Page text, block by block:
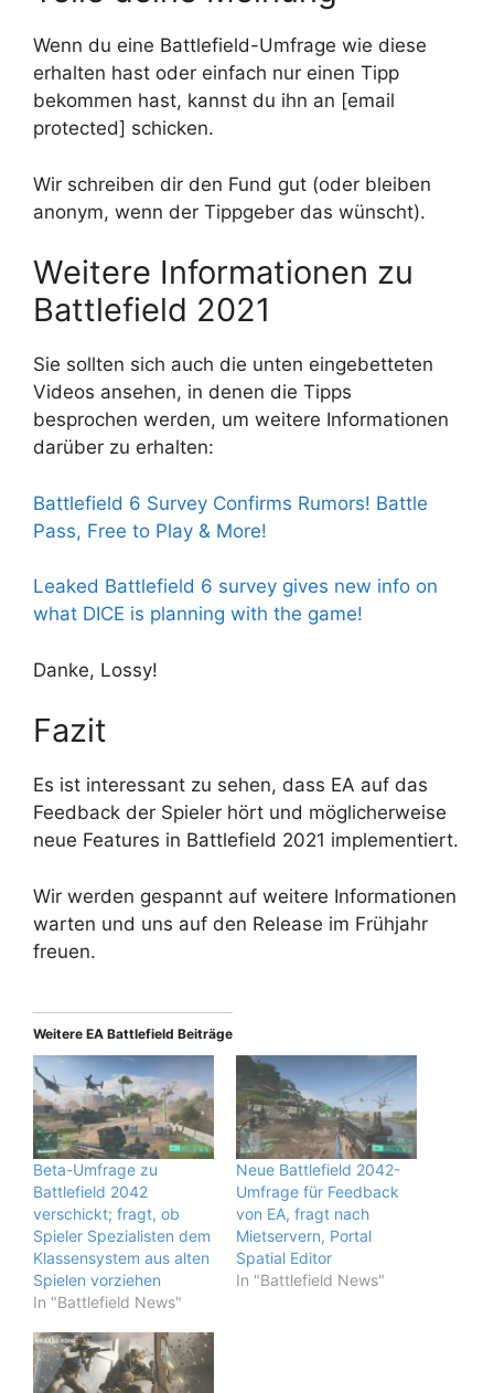
Wenn du eine Battlefield-Umfrage wie diese
erhalten hast oder einfach nur einen Tipp
bekommen hast, kannst du ihn an [email
protected] schicken.
Wir schreiben dir den Fund gut (oder bleiben
anonym, wenn der Tippgeber das wünscht).
Weitere Informationen zu
Battlefield 2021
Sie sollten sich auch die unten eingebetteten
Videos ansehen, in denen die Tipps
besprochen werden, um weitere Informationen
darüber zu erhalten:
Battlefield 6 Survey Confirms Rumors! Battle
Pass, Free to Play & More!
Leaked Battlefield 6 survey gives new info on
what DICE is planning with the game!
Danke, Lossy!
Fazit
Es ist interessant zu sehen, dass EA auf das
Feedback der Spieler hört und möglicherweise
neue Features in Battlefield 2021 implementiert.
Wir werden gespannt auf weitere Informationen
warten und uns auf den Release im Frühjahr
freuen.
Weitere EA Battlefield Beiträge
Beta-Umfrage zu
Battlefield 2042
verschickt; fragt, ob
Spieler Spezialisten dem
Klassensystem aus alten
Spielen vorziehen
In "Battlefield News"
Neue Battlefield 2042-
Umfrage für Feedback
von EA, fragt nach
Mietservern, Portal
Spatial Editor
In "Battlefield News"